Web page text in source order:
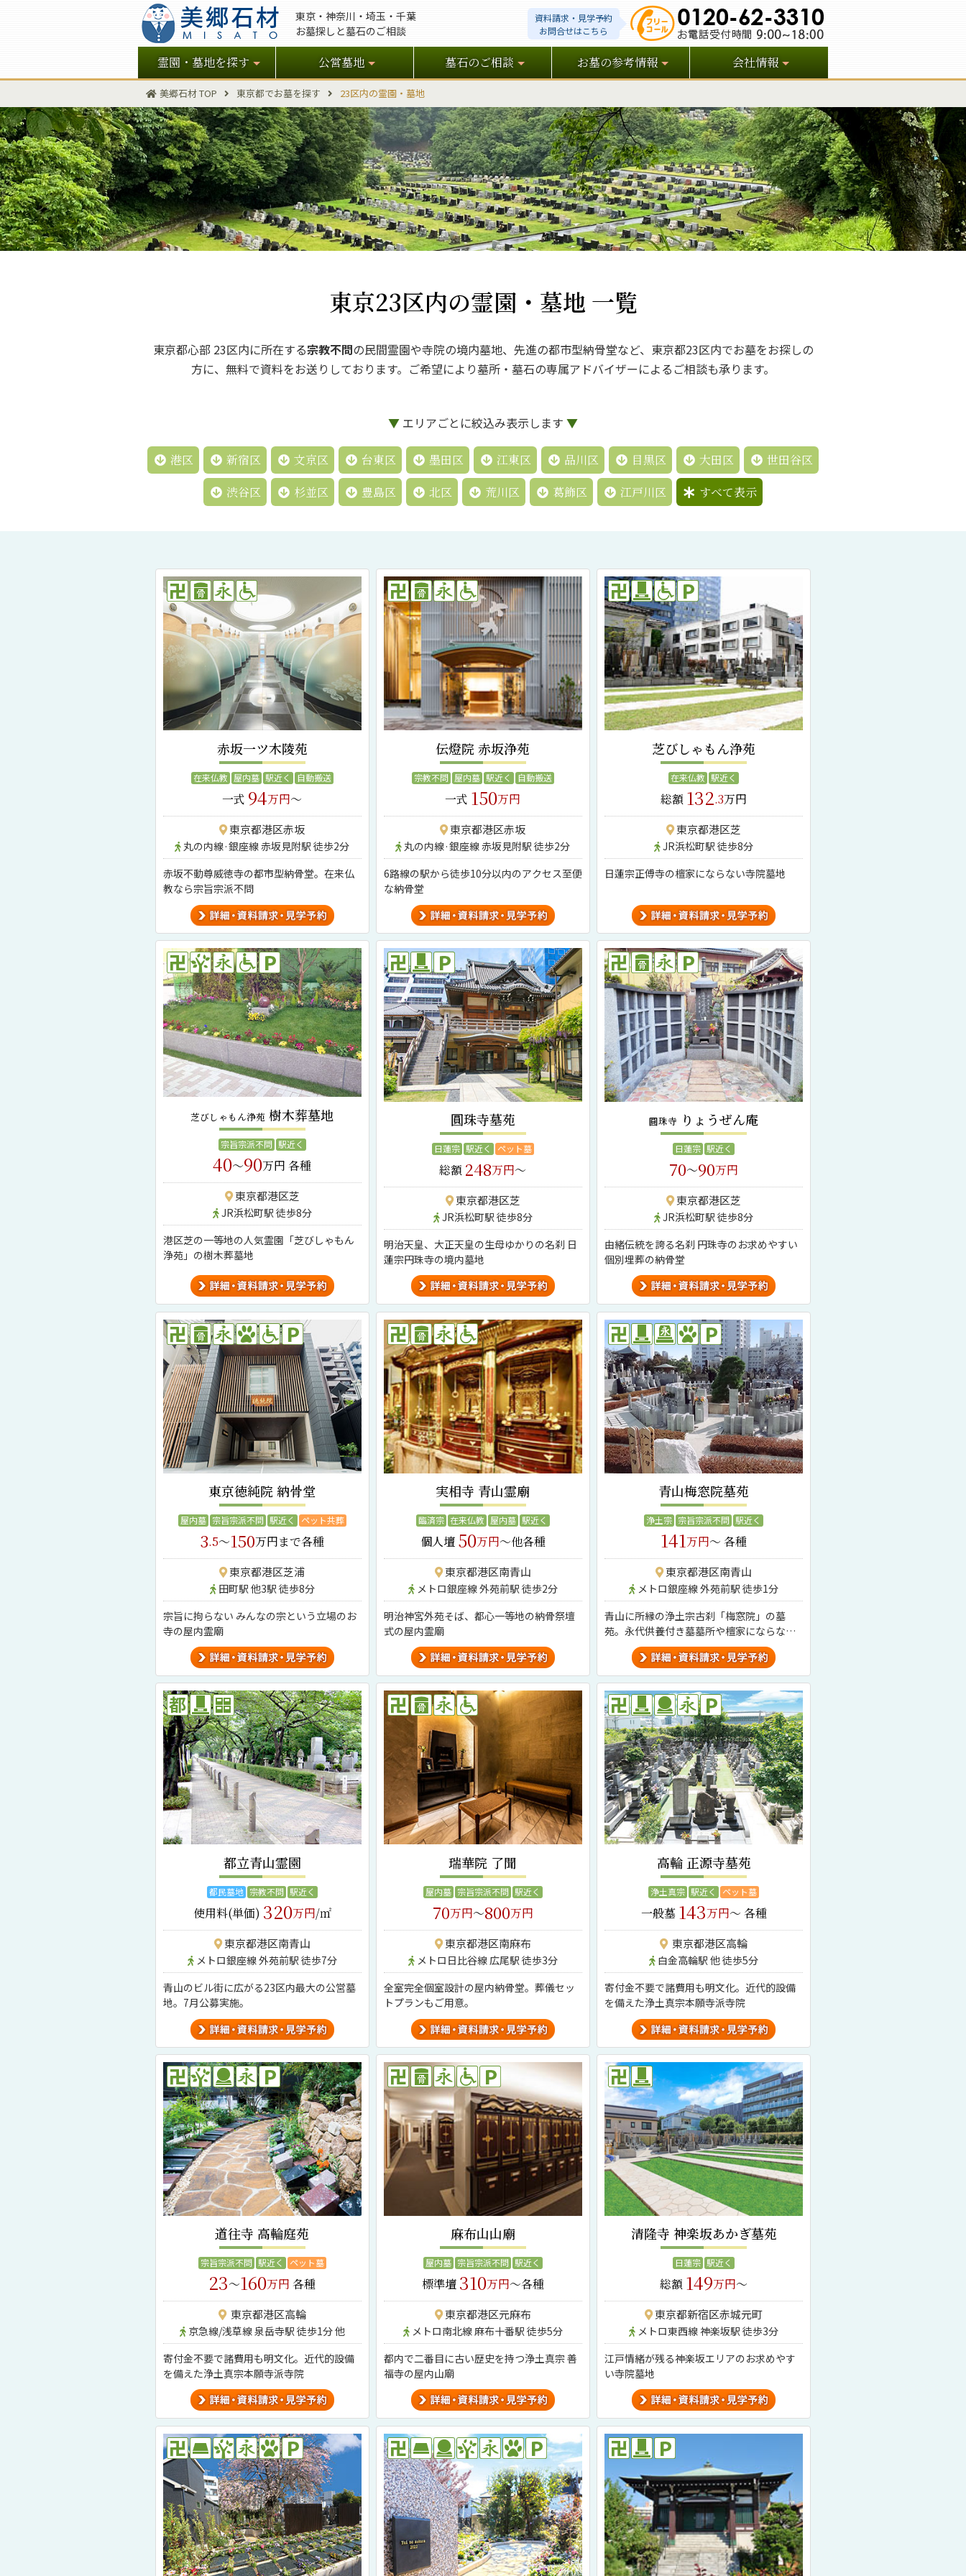
東京・神奈川・埼玉・千葉
お墓探しと墓石のご相談
資料請求・見学予約
お問合せはこちら
霊園・墓地を探す 公営墓地 墓石のご相談 お墓の参考情報 会社情報
美郷石材 TOP 東京都でお墓を探す 23区内の霊園・墓地
東京23区内の霊園・墓地 一覧
東京都心部 23区内に所在する宗教不問の民間霊園や寺院の境内墓地、先進の都市型納骨堂など、東京都23区内でお墓をお探しの
方に、無料で資料をお送りしております。ご希望により墓所・墓石の専属アドバイザーによるご相談も承ります。
エリアごとに絞込み表示します
港区 新宿区 文京区 台東区 墨田区 江東区 品川区 目黒区 大田区
世田谷区
渋谷区
杉並区 豊島区 北区 荒川区 葛飾区 江戸川区 すべて表示
赤坂一ツ木陵苑
在来仏教 屋内墓 駅近く 自動搬送
一式 94万円～
東京都港区赤坂
丸の内線·銀座線 赤坂見附駅 徒歩2分
赤坂不動尊威徳寺の都市型納骨堂。在来仏
教なら宗旨宗派不問
伝燈院 赤坂浄苑
宗教不問 屋内墓 駅近く 自動搬送
一式 150万円
東京都港区赤坂
丸の内線·銀座線 赤坂見附駅 徒歩2分
6路線の駅から徒歩10分以内のアクセス至便
な納骨堂
芝びしゃもん浄苑
在来仏教 駅近く
総額 132.3万円
東京都港区芝
JR浜松町駅 徒歩8分
日蓮宗正傅寺の檀家にならない寺院墓地
芝びしゃもん浄苑 樹木葬墓地
宗旨宗派不問 駅近く
40～90万円 各種
東京都港区芝
JR浜松町駅 徒歩8分
港区芝の一等地の人気霊園「芝びしゃもん
浄苑」の樹木葬墓地
圓珠寺墓苑
日蓮宗 駅近く ペット墓
総額 248万円～
東京都港区芝
JR浜松町駅 徒歩8分
明治天皇、大正天皇の生母ゆかりの名刹 日
蓮宗円珠寺の境内墓地
圓珠寺 りょうぜん庵
日蓮宗 駅近く
70～90万円
東京都港区芝
JR浜松町駅 徒歩8分
由緒伝統を誇る名刹 円珠寺のお求めやすい
個別埋葬の納骨堂
東京徳純院 納骨堂
屋内墓 宗旨宗派不問 駅近く ペット共葬
3.5～150万円まで各種
東京都港区芝浦
田町駅 他3駅 徒歩8分
宗旨に拘らない みんなの宗という立場のお
寺の屋内霊廟
実相寺 青山霊廟
臨済宗 在来仏教 屋内墓 駅近く
個人壇 50万円～他各種
東京都港区南青山
メトロ銀座線 外苑前駅 徒歩2分
明治神宮外苑そば、都心一等地の納骨祭壇
式の屋内霊廟
青山梅窓院墓苑
浄土宗 宗旨宗派不問 駅近く
141万円～ 各種
東京都港区南青山
メトロ銀座線 外苑前駅 徒歩1分
青山に所縁の浄土宗古刹「梅窓院」の墓
苑。永代供養付き墓墓所や檀家にならない
宗旨宗派不問のプランあり。
都立青山霊園
都民墓地 宗教不問 駅近く
使用料(単価) 320万円/㎡
東京都港区南青山
メトロ銀座線 外苑前駅 徒歩7分
青山のビル街に広がる23区内最大の公営墓
地。7月公募実施。
瑞華院 了聞
屋内墓 宗旨宗派不問 駅近く
70万円～800万円
東京都港区南麻布
メトロ日比谷線 広尾駅 徒歩3分
全室完全個室設計の屋内納骨堂。葬儀セッ
トプランもご用意。
高輪 正源寺墓苑
浄土真宗 駅近く ペット墓
一般墓 143万円～ 各種
東京都港区高輪
白金高輪駅 他 徒歩5分
寄付金不要で諸費用も明文化。近代的設備
を備えた浄土真宗本願寺派寺院
道往寺 高輪庭苑
宗旨宗派不問 駅近く ペット墓
23～160万円 各種
東京都港区高輪
京急線/浅草線 泉岳寺駅 徒歩1分 他
寄付金不要で諸費用も明文化。近代的設備
を備えた浄土真宗本願寺派寺院
麻布山山廟
屋内墓 宗旨宗派不問 駅近く
標準壇 310万円～各種
東京都港区元麻布
メトロ南北線 麻布十番駅 徒歩5分
都内で二番目に古い歴史を持つ浄土真宗 善
福寺の屋内山廟
清隆寺 神楽坂あかぎ墓苑
日蓮宗 駅近く
総額 149万円～
東京都新宿区赤城元町
メトロ東西線 神楽坂駅 徒歩3分
江戸情緒が残る神楽坂エリアのお求めやす
い寺院墓地